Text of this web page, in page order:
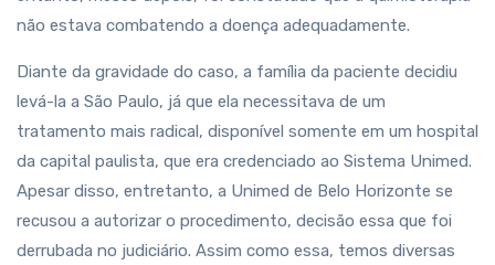
não estava combatendo a doença adequadamente.
Diante da gravidade do caso, a família da paciente decidiu
levá-la a São Paulo, já que ela necessitava de um
tratamento mais radical, disponível somente em um hospital
da capital paulista, que era credenciado ao Sistema Unimed.
Apesar disso, entretanto, a Unimed de Belo Horizonte se
recusou a autorizar o procedimento, decisão essa que foi
derrubada no judiciário. Assim como essa, temos diversas